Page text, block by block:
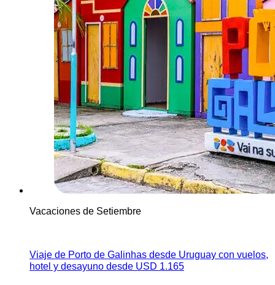
Vacaciones de Setiembre
Viaje de Porto de Galinhas desde Uruguay con vuelos,
hotel y desayuno desde USD 1.165